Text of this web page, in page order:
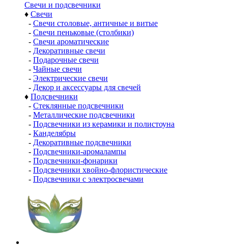
Свечи и подсвечники
♦ Свечи
- Свечи столовые, античные и витые
- Свечи пеньковые (столбики)
- Свечи ароматические
- Декоративные свечи
- Подарочные свечи
- Чайные свечи
- Электрические свечи
- Декор и аксессуары для свечей
♦ Подсвечники
- Стеклянные подсвечники
- Металлические подсвечники
- Подсвечники из керамики и полистоуна
- Канделябры
- Декоративные подсвечники
- Подсвечники-аромалампы
- Подсвечники-фонарики
- Подсвечники хвойно-флористические
- Подсвечники с электросвечами